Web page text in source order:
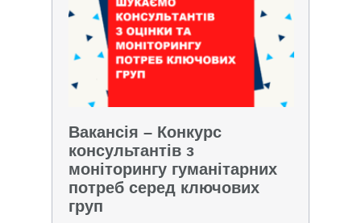
Вакансія – Конкурс
консультантів з
моніторингу гуманітарних
потреб серед ключових
груп